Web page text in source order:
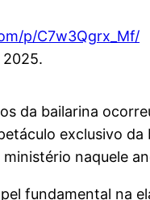
p/C7w3Qgrx_Mf/
2025.
da bailarina
exclusivo
naquele
fundamental na